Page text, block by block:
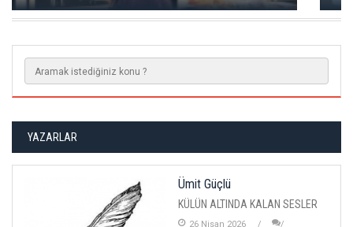
YAZARLAR
Ümit Güçlü
KÜLÜN ALTINDA KALAN SESLER
26 Nisan 2026